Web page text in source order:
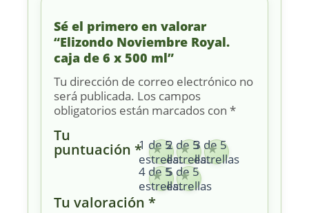
Sé el primero en valorar
“Elizondo Noviembre Royal.
caja de 6 x 500 ml”
Tu dirección de correo electrónico no
será publicada. Los campos
obligatorios están marcados con *
Tu
puntuación *1 de 5
estrellas
2 de 5
estrellas
3 de 5
estrellas
4 de 5
estrellas
5 de 5
estrellas
Tu valoración *